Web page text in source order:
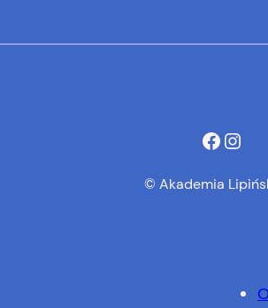
© Akademia